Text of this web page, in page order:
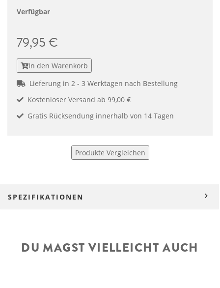
Verfügbar
79,95 €
In den Warenkorb
Lieferung in 2 - 3 Werktagen nach Bestellung
Kostenloser Versand ab 99,00 €
Gratis Rücksendung innerhalb von 14 Tagen
Produkte Vergleichen
SPEZIFIKATIONEN
DU MAGST VIELLEICHT AUCH